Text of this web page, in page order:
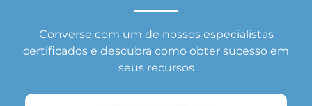
Converse com um de nossos especialistas
certificados e descubra como obter sucesso em
seus recursos